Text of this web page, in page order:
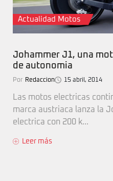
Actualidad Motos
Johammer J1, una
de autonomia
Por Redaccion 15 abril, 2014
Las motos electricas
marca austriaca lanza la
electrica con 200 k...
Leer más